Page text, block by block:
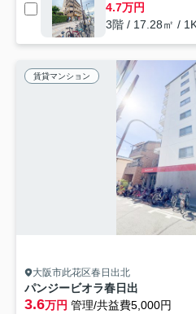
4.7万円
3階 / 17.28㎡ /
賃貸マンション
大阪市此花区春日出北
パンジービオラ春日出
3.6万円 管理/共益費5,000円